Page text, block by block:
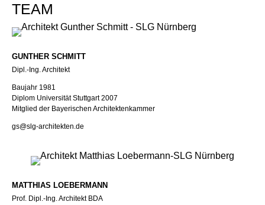
TEAM
GUNTHER SCHMITT
Dipl.-Ing. Architekt
Baujahr 1981
Diplom Universität Stuttgart 2007
Mitglied der Bayerischen Architektenkammer
gs@slg-architekten.de
MATTHIAS LOEBERMANN
Prof. Dipl.-Ing. Architekt BDA